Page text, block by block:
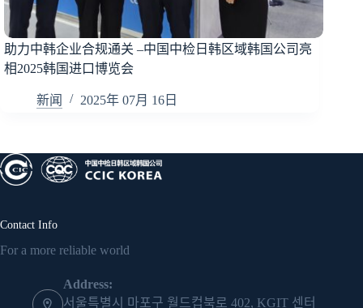
助力中韩企业合规通关 –中国中检日韩区域韩国公司亮
相2025韩国进口博览会
新闻 2025年 07月 16日
Contact Info
For a more reliable world
Address:
서울특별시 마포구 월드컵북로 402, KGIT 센터